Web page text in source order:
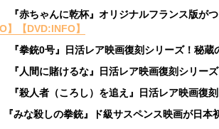
赤ちゃんに乾杯』オリジナルフランス版が
】
【DVD:INFO】
拳銃0号』日活レア映画復刻シリーズ！秘蔵
人間に賭けるな』日活レア映画復刻シリーズ
殺人者（ころし）を追え』日活レア映画復
みな殺しの拳銃』ド級サスペンス映画が日本